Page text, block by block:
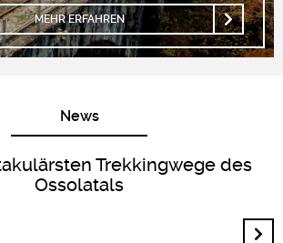
MEHR ERFAHREN
News
Trekkingwege des
Ossolatals